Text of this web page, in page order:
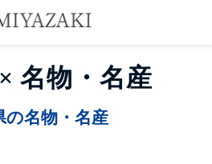
名物・名産
の名物・名産